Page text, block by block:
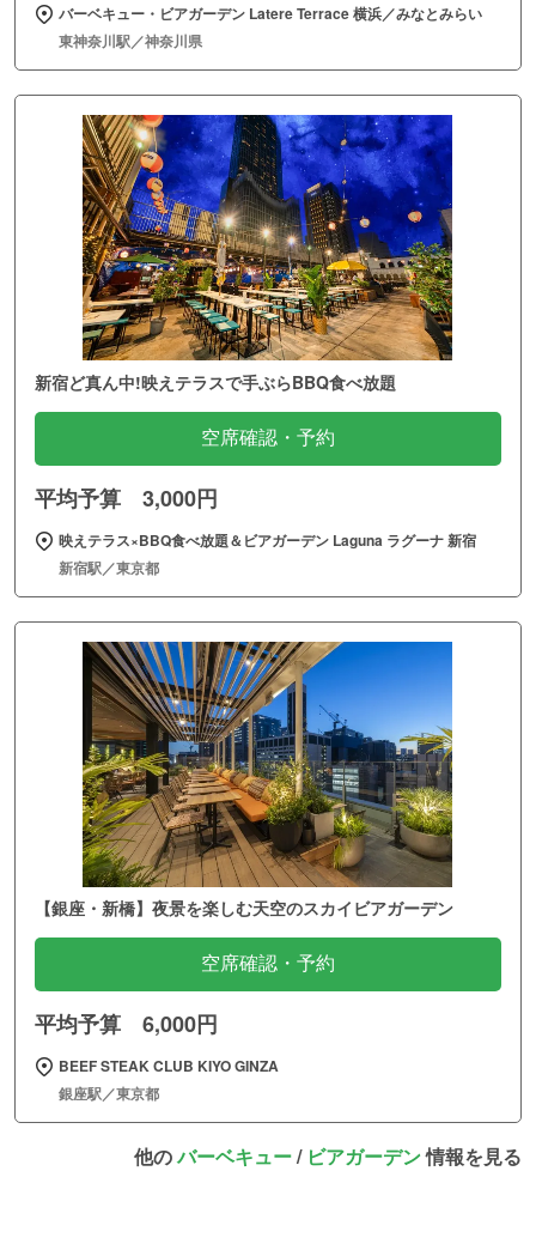
バーベキュー・ビアガーデン Latere Terrace 横浜／みなとみらい
東神奈川駅／神奈川県
新宿ど真ん中!映えテラスで手ぶらBBQ食べ放題
空席確認・予約
平均予算 3,000円
映えテラス×BBQ食べ放題＆ビアガーデン Laguna ラグーナ 新宿
新宿駅／東京都
【銀座・新橋】夜景を楽しむ天空のスカイビアガーデン
空席確認・予約
平均予算 6,000円
BEEF STEAK CLUB KIYO GINZA
銀座駅／東京都
他のバーベキュー/ ビアガーデン情報を見る